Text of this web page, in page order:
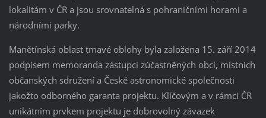
lokalitám v ČR a jsou srovnatelná s pohraničními horami a
národními parky.
Manětínská oblast tmavé oblohy byla založena 15. září 2014
podpisem memoranda zástupci zúčastněných obcí, místních
občanských sdružení a České astronomické společnosti
jakožto odborného garanta projektu. Klíčovým a v rámci ČR
unikátním prvkem projektu je dobrovolný závazek